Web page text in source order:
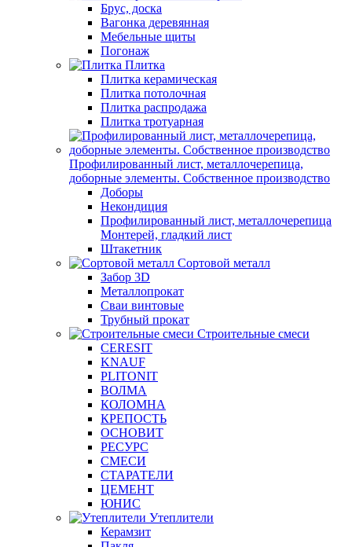
Брус, доска
Вагонка деревянная
Мебельные щиты
Погонаж
Плитка
Плитка керамическая
Плитка потолочная
Плитка распродажа
Плитка тротуарная
Профилированный лист, металлочерепица,
доборные элементы. Собственное производство
Доборы
Некондиция
Профилированный лист, металлочерепица
Монтерей, гладкий лист
Штакетник
Сортовой металл
Забор 3D
Металлопрокат
Сваи винтовые
Трубный прокат
Строительные смеси
CERESIT
KNAUF
PLITONIT
ВОЛМА
КОЛОМНА
КРЕПОСТЬ
ОСНОВИТ
РЕСУРС
СМЕСИ
СТАРАТЕЛИ
ЦЕМЕНТ
ЮНИС
Утеплители
Керамзит